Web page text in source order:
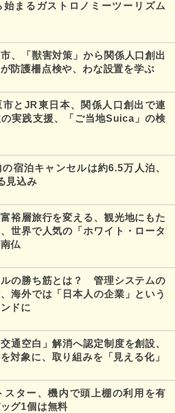
始まるガストロノミーツーリズム
、「獣害対策」から関係人口創出
防護柵点検や、わな設置を学ぶ
とJR東日本、関係人口創出で連
実践支援、「ご当地Suica」の検
宿泊キャンセルは約6.5万人泊、
見込み
裕層旅行を変える、観光地にもた
世界で人気の「ホワイト・ロータ
仏
の勝ち筋とは？ 管理システムの
海外では「日本人の企業」という
ドに
通空白」解消へ認定制度を創設、
対象に、取り組みを「見える化」
スター、機内で頭上棚の利用を有
グ1個は無料